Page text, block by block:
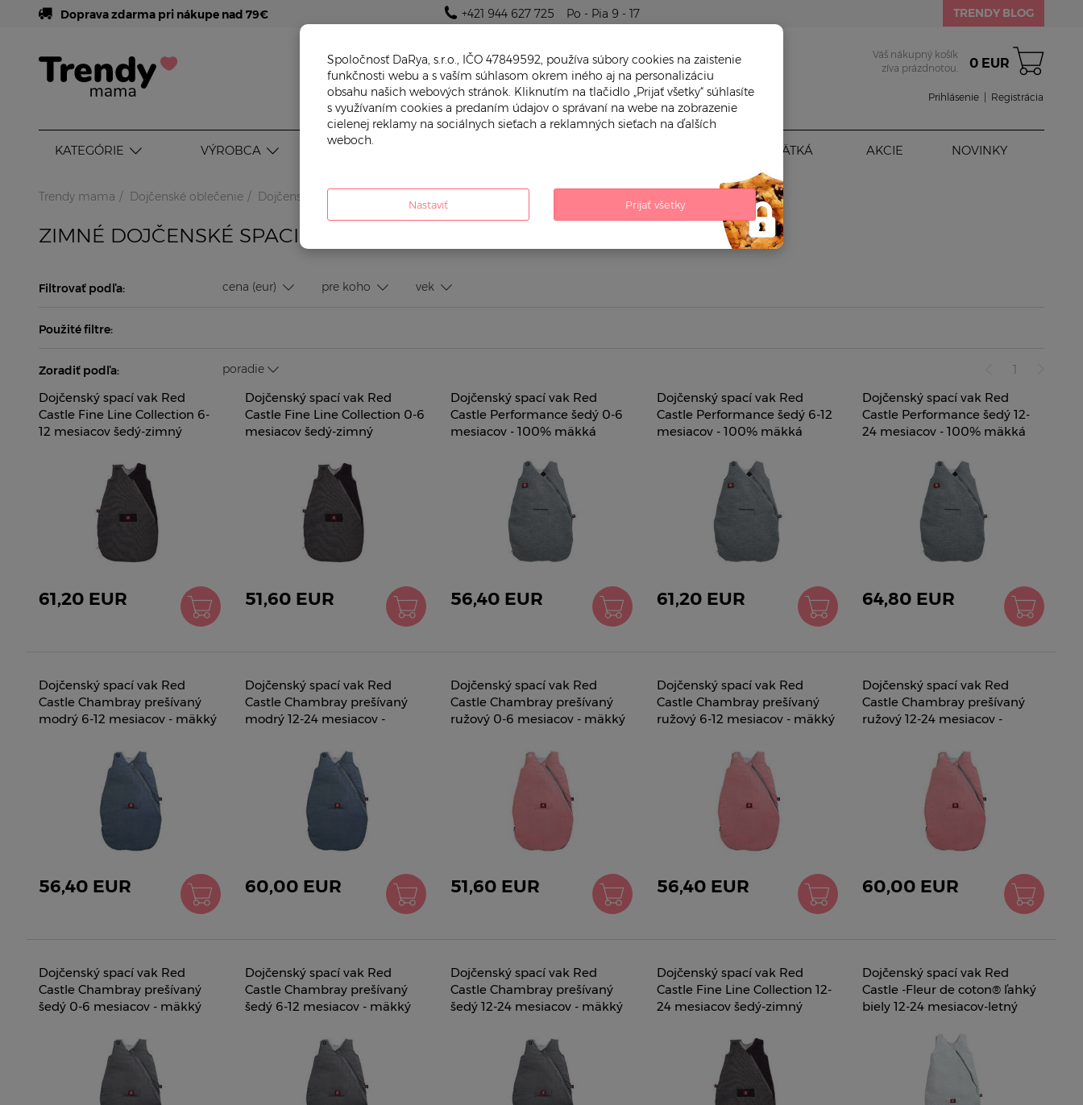
Doprava zdarma pri nákupe nad 79€ +421 944 627 725 Po - Pia 9 - 17 TRENDY BLOG
Váš nákupný košík
zíva prázdnotou.
0 EUR
Prihlásenie Registrácia
KATEGÓRIE VÝROBCA BÁBÄTKÁ AKCIE NOVINKY
Trendy mama Dojčenské oblečenie Dojčenské spacie vaky
ZIMNÉ DOJČENSKÉ SPACIE VAKY
Filtrovať podľa:
Použité filtre:
Zoradiť podľa: poradie 1
Dojčenský spací vak Red
Castle Fine Line Collection 6-
12 mesiacov šedý-zimný
61,20 EUR
Dojčenský spací vak Red
Castle Fine Line Collection 0-6
mesiacov šedý-zimný
51,60 EUR
Dojčenský spací vak Red
Castle Performance šedý 0-6
mesiacov - 100% mäkká
56,40 EUR
Dojčenský spací vak Red
Castle Performance šedý 6-12
mesiacov - 100% mäkká
61,20 EUR
Dojčenský spací vak Red
Castle Performance šedý 12-
24 mesiacov - 100% mäkká
64,80 EUR
Dojčenský spací vak Red
Castle Chambray prešívaný
modrý 6-12 mesiacov - mäkký
56,40 EUR
Dojčenský spací vak Red
Castle Chambray prešívaný
modrý 12-24 mesiacov -
60,00 EUR
Dojčenský spací vak Red
Castle Chambray prešívaný
ružový 0-6 mesiacov - mäkký
51,60 EUR
Dojčenský spací vak Red
Castle Chambray prešívaný
ružový 6-12 mesiacov - mäkký
56,40 EUR
Dojčenský spací vak Red
Castle Chambray prešívaný
ružový 12-24 mesiacov -
60,00 EUR
Dojčenský spací vak Red
Castle Chambray prešívaný
šedý 0-6 mesiacov - mäkký
Dojčenský spací vak Red
Castle Chambray prešívaný
šedý 6-12 mesiacov - mäkký
Dojčenský spací vak Red
Castle Chambray prešívaný
šedý 12-24 mesiacov - mäkký
Dojčenský spací vak Red
Castle Fine Line Collection 12-
24 mesiacov šedý-zimný
Dojčenský spací vak Red
Castle -Fleur de coton® ľahký
biely 12-24 mesiacov-letný
Spoločnosť DaRya, s.r.o., IČO 47849592, používa súbory cookies na zaistenie
funkčnosti webu a s vaším súhlasom okrem iného aj na personalizáciu
obsahu našich webových stránok. Kliknutím na tlačidlo „Prijať všetky“ súhlasíte
s využívaním cookies a predaním údajov o správaní na webe na zobrazenie
cielenej reklamy na sociálnych sieťach a reklamných sieťach na ďalších
weboch.
Nastaviť Prijať všetky